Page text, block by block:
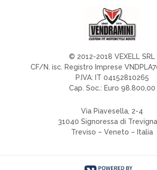
© 2012-2018 VEXELL SRL
CF/N. isc. Registro Imprese
P.IVA: IT 04152810265
Cap. Soc.: Euro 98.800,00
Via Piavesella, 2-4
31040 Signoressa di
Treviso – Veneto – Italia